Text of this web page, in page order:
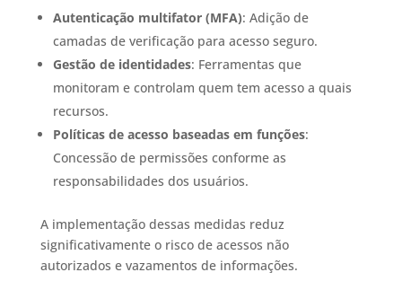
Autenticação multifator (MFA): Adição de
camadas de verificação para acesso seguro.​
Gestão de identidades: Ferramentas que
monitoram e controlam quem tem acesso a quais
recursos.​
Políticas de acesso baseadas em funções:
Concessão de permissões conforme as
responsabilidades dos usuários.​
A implementação dessas medidas reduz
significativamente o risco de acessos não
autorizados e vazamentos de informações.​